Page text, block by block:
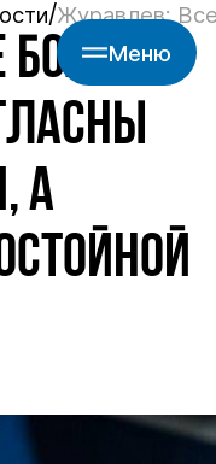
Меню
Журавлев:
БОЛЬШЕ
А